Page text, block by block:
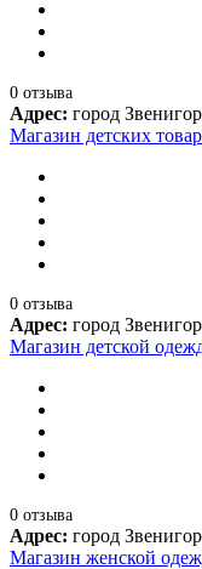
0 отзыва
Адрес: город
Магазин детских
0 отзыва
Адрес: город
Магазин детской
0 отзыва
Адрес: город
Магазин женской